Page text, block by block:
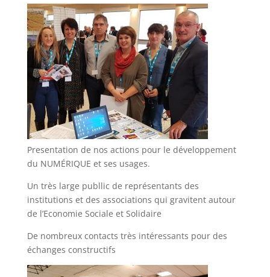
Presentation de nos actions pour le développement
du NUMÉRIQUE et ses usages.
Un très large publlic de représentants des
institutions et des associations qui gravitent autour
de l’Economie Sociale et Solidaire
De nombreux contacts très intéressants pour des
échanges constructifs